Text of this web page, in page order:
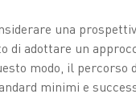
una
di adottare un
modo, il percorso
minimi e